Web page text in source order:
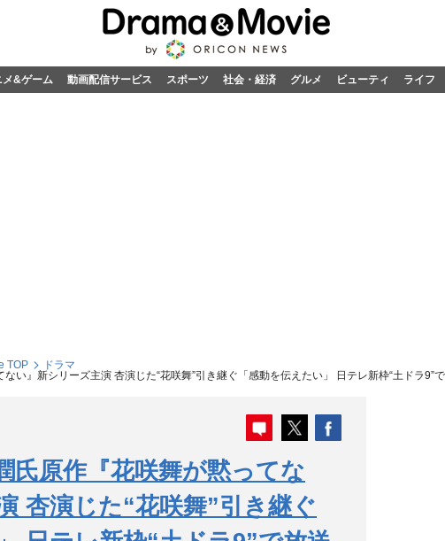
メ&ゲーム 動画配信サービス スポーツ 社会・経済 グルメ ビューティ ライフ
TOP
ドラマ
い』新シリーズ主演 杏演じた“花咲舞”引き継ぐ「感動を伝えたい」 日テレ新枠“土ドラ9”
氏原作『花咲舞が黙ってな
杏演じた“花咲舞”引き継ぐ